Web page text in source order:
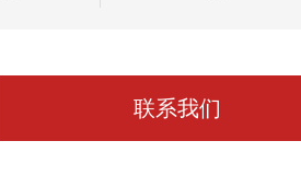
联系我们